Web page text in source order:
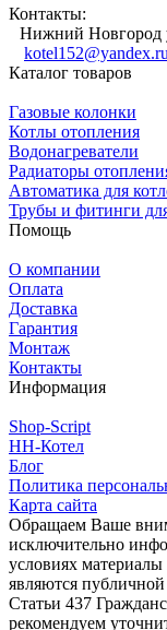
Контакты:
Нижний Новгород
kotel152@yandex.ru
Каталог товаров
Газовые колонки
Котлы отопления
Водонагреватели
Радиаторы
Автоматика для
Трубы и фитинги
Помощь
О компании
Оплата
Доставка
Гарантия
Монтаж
Контакты
Информация
Shop-Script
НН-Котел
Блог
Политика
Карта сайта
Обращаем Ваше
исключительно
условиях
являются
Статьи 437
рекомендуем